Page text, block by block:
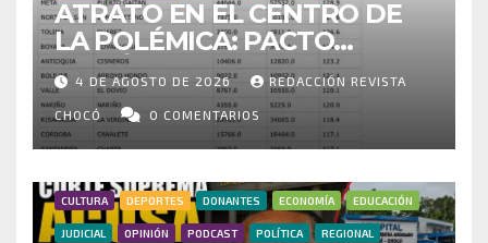
ATRATO EN EL CENTRO DE
LA POLÉMICA: PACTO
HISTÓRICO CUESTIONA
CENSO ELECTORAL Y PIDE
INVESTIGAR PRESUNTO
FRAUDE
4 DE AGOSTO DE 2026 REDACCIÓN REVISTA
CHOCÓ 0 COMENTARIOS
CULTURA DEPORTES DONANTES ECONOMÍA EDUCACIÓN
JUDICIAL OPINIÓN PODCAST POLÍTICA REGIONAL